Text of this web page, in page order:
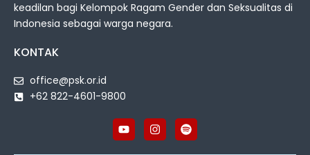
keadilan bagi Kelompok Ragam Gender dan Seksualitas di
Indonesia sebagai warga negara.
KONTAK
office@psk.or.id
+62 822-4601-9800